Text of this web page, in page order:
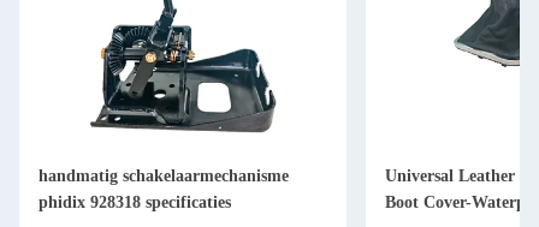
handmatig schakelaarmechanisme
phidix 928318 specificaties
Universal Leather
Boot Cover-